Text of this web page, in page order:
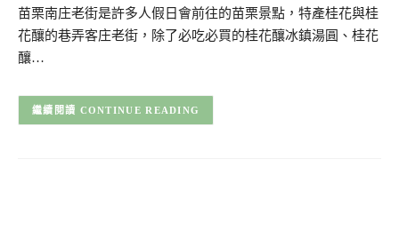
苗栗南庄老街是許多人假日會前往的苗栗景點，特產桂花與桂
花釀的巷弄客庄老街，除了必吃必買的桂花釀冰鎮湯圓、桂花
釀…
CONTINUE READING